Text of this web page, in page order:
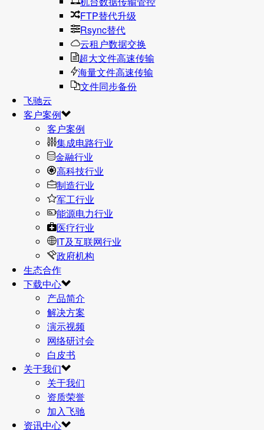
FTP替代升级
Rsync替代
云租户数据交换
超大文件高速传输
海量文件高速传输
文件同步备份
飞驰云
客户案例
客户案例
集成电路行业
金融行业
高科技行业
制造行业
军工行业
能源电力行业
医疗行业
IT及互联网行业
政府机构
生态合作
下载中心
产品简介
解决方案
演示视频
网络研讨会
白皮书
关于我们
关于我们
资质荣誉
加入飞驰
资讯中心